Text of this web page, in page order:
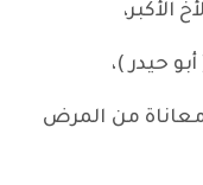
الأكبر،
حيدر )،
من المرض